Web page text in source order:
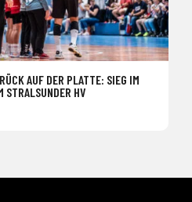
AUF DER PLATTE: SIEG IM
STRALSUNDER HV